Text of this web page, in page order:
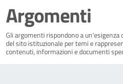
Argomenti
Gli argomenti rispondono a un'esigenza
del sito istituzionale per temi e
contenuti, informazioni e documenti